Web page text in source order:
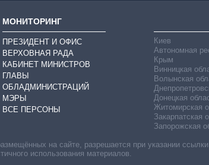
МОНИТОРИНГ
ПРЕЗИДЕНТ И ОФИС
ВЕРХОВНАЯ РАДА
КАБИНЕТ МИНИСТРОВ
ГЛАВЫ
ОБЛАДМИНИСТРАЦИЙ
МЭРЫ
ВСЕ ПЕРСОНЫ
Киев
Автономная
Крым
Винницкая
Волынская
Донецкая
Житомирская
Закарпатская
Запорожская
на сайте, разрешается при указании
использования материалов.